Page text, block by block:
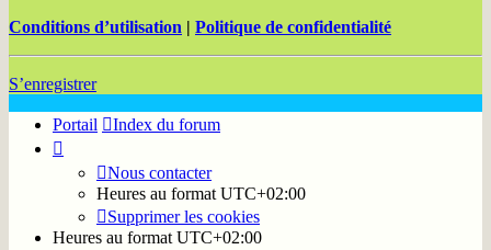
Conditions d’utilisation | Politique de confidentialité
S’enregistrer
Portail Index du forum
Nous contacter
Heures au format UTC+02:00
Supprimer les cookies
Heures au format UTC+02:00